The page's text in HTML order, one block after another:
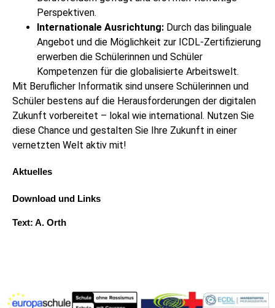
Perspektiven.
Internationale Ausrichtung: Durch das bilinguale
Angebot und die Möglichkeit zur ICDL-Zertifizierung
erwerben die Schülerinnen und Schüler
Kompetenzen für die globalisierte Arbeitswelt.
Mit Beruflicher Informatik sind unsere Schülerinnen und
Schüler bestens auf die Herausforderungen der digitalen
Zukunft vorbereitet – lokal wie international. Nutzen Sie
diese Chance und gestalten Sie Ihre Zukunft in einer
vernetzten Welt aktiv mit!
Aktuelles
Download und Links
Text: A. Orth